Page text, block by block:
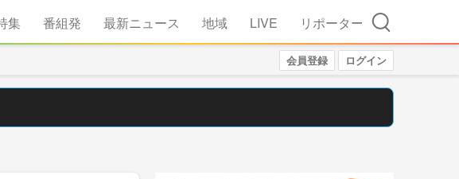
集 番組発 最新ニュース 地域 LIVE リポーター 検索
会員登録 ログイン